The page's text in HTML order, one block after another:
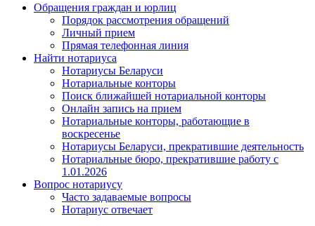
Обращения граждан и юрлиц
Порядок рассмотрения обращений
Личный прием
Прямая телефонная линия
Найти нотариуса
Нотариусы Беларуси
Нотариальные конторы
Поиск ближайшей нотариальной конторы
Онлайн запись на прием
Нотариальные конторы, работающие в
воскресенье
Нотариусы Беларуси, прекратившие деятельность
Нотариальные бюро, прекратившие работу с
1.01.2026
Вопрос нотариусу
Часто задаваемые вопросы
Нотариус отвечает